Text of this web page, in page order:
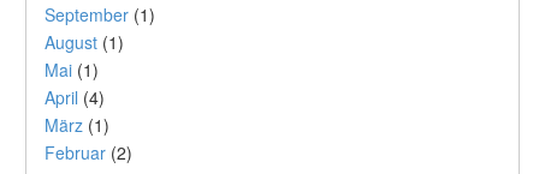
September (1)
August (1)
Mai (1)
April (4)
März (1)
Februar (2)